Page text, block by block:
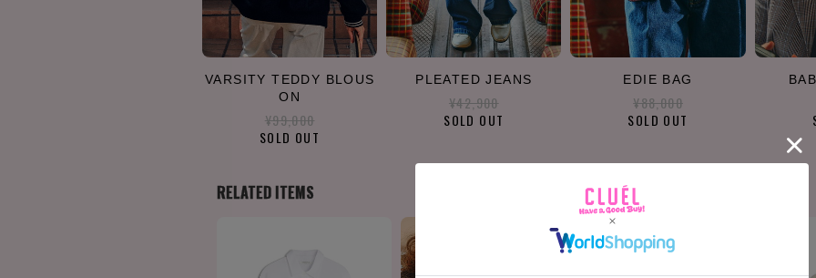
VARSITY TEDDY BLOUS
ON
¥99,000
SOLD OUT
PLEATED JEANS
¥42,900
SOLD OUT
EDIE BAG
¥88,000
SOLD OUT